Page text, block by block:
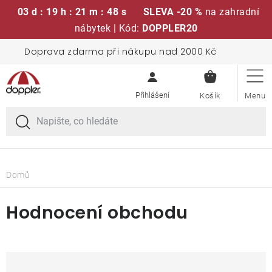
03 d : 19 h : 21 m : 47 s SLEVA -20 % na zahradní
nábytek | Kód: DOPPLER20
obsah
Doprava zdarma při nákupu nad 2000 Kč
KOŠÍK
Sedací soupravy
Slunečníky
Křesla a židle
Domů
Hodnocení obchodu
V